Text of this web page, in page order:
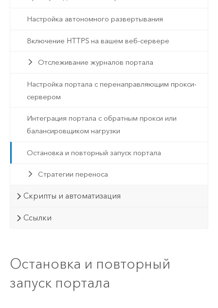
Настройка автономного развертывания
Включение HTTPS на вашем веб-сервере
Отслеживание журналов портала
Настройка портала с перенаправляющим прокси-
сервером
Интеграция портала с обратным прокси или
балансировщиком нагрузки
Остановка и повторный запуск портала
Стратегии переноса
Скрипты и автоматизация
Ссылки
Остановка и повторный
запуск портала